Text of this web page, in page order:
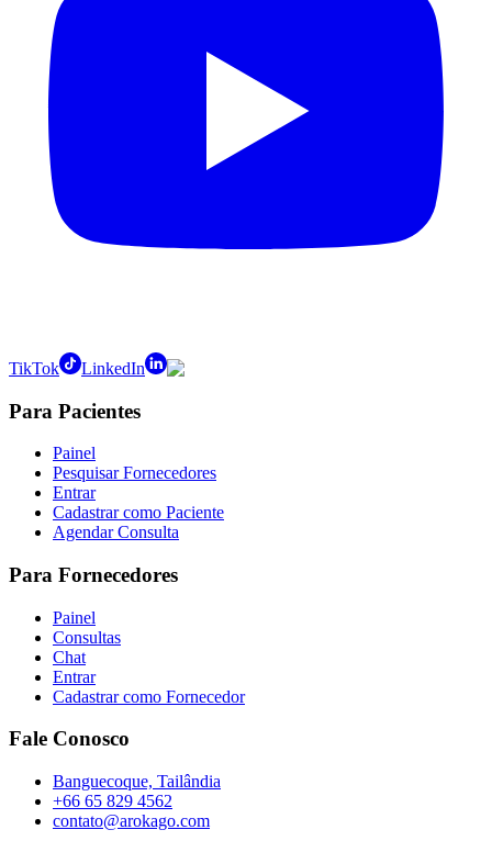
TikTok LinkedIn
Para Pacientes
Painel
Pesquisar Fornecedores
Entrar
Cadastrar como Paciente
Agendar Consulta
Para Fornecedores
Painel
Consultas
Chat
Entrar
Cadastrar como Fornecedor
Fale Conosco
Banguecoque, Tailândia
+66 65 829 4562
contato@arokago.com